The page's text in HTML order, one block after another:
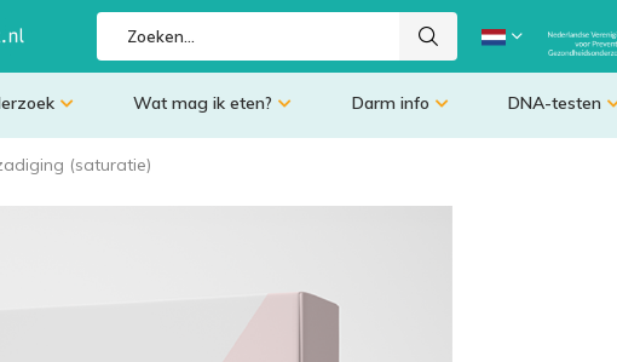
Wat mag ik eten? Darm info DNA-testen
(saturatie)